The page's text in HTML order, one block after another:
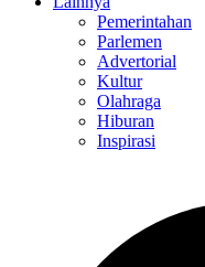
Pemerintahan
Parlemen
Advertorial
Kultur
Olahraga
Hiburan
Inspirasi